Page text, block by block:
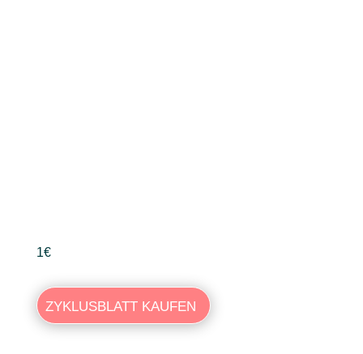
1€
ZYKLUSBLATT KAUFEN